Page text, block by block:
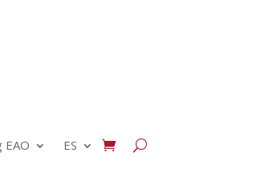
EAO ES